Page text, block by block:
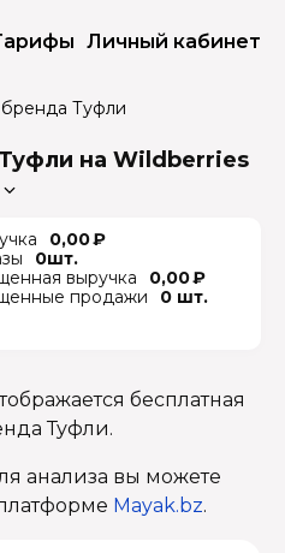
Личный кабинет
Туфли
на Wildberries
0,00 ₽
0шт.
выручка
0,00 ₽
продажи
0 шт.
бесплатная
Туфли.
анализа вы можете
Mayak.bz.